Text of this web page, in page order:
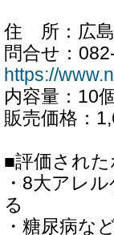
住 所：広島
問合せ：
https://
内容量：10
販売価格：
■評価され
・8大アレ
る
・糖尿病な